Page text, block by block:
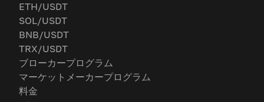
ETH/USDT
SOL/USDT
BNB/USDT
TRX/USDT
ブローカープログラム
マーケットメーカープログラム
料金